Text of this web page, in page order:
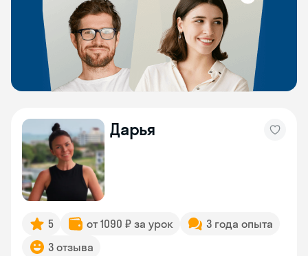
Дарья
5 от 1090 ₽ за урок
3 года опыта
3 отзыва